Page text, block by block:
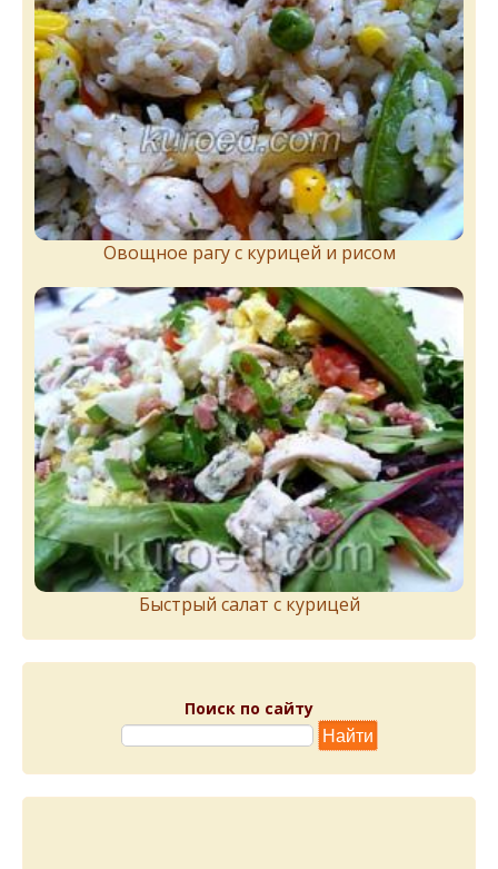
Овощное рагу с курицей и рисом
Быстрый салат с курицей
Поиск по сайту